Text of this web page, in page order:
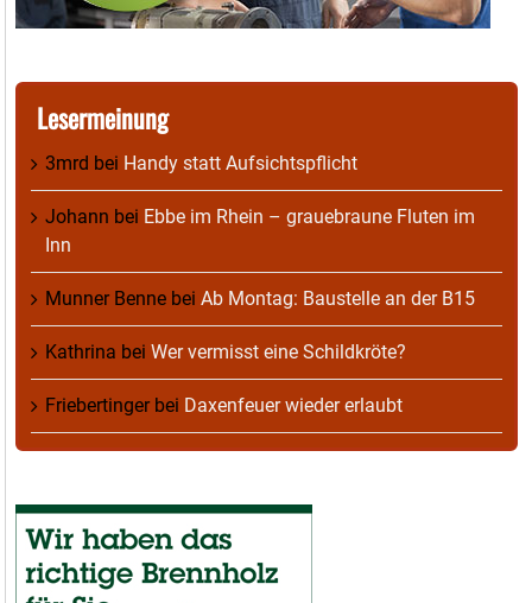
Lesermeinung
3mrd bei Handy statt Aufsichtspflicht
Johann bei Ebbe im Rhein – grauebraune Fluten im
Inn
Munner Benne bei Ab Montag: Baustelle an der B15
Kathrina bei Wer vermisst eine Schildkröte?
Friebertingerbei Daxenfeuer wieder erlaubt